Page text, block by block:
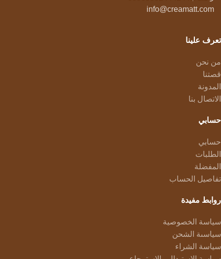
info@creamatt.com
تعرف علينا
من نحن
قصتنا
المدونة
الاتصال بنا
حسابي
حسابي
الطلبات
المفضلة
تفاصيل الحساب
روابط مفيدة
سياسة الخصوصية
سياسىة الشحن
سياسة الشراء